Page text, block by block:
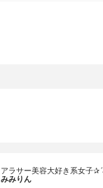
アラサー美容大好き系女子
みみりん